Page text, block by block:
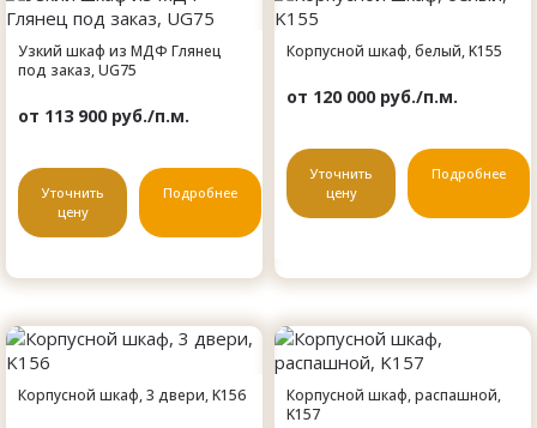
Узкий шкаф из МДФ Глянец
под заказ, UG75
от 113 900 руб./п.м.
Уточнить
цену
Подробнее
Корпусной шкаф, белый, K155
от 120 000 руб./п.м.
Уточнить
цену
Подробнее
Корпусной шкаф, 3 двери, K156
Корпусной шкаф, распашной,
K157